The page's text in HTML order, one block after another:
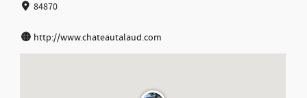
84870
http://www.chateautalaud.com